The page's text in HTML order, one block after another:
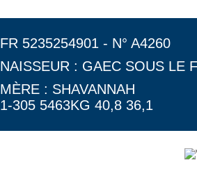
FR 5235254901 - N° A4260
NAISSEUR : GAEC SOUS LE
MÈRE : SHAVANNAH
1-305 5463KG 40,8 36,1